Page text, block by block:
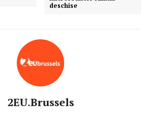
deschise
2EU.Brussels